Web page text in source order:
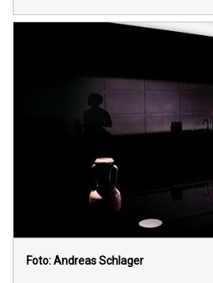
Foto: Andreas Schlager